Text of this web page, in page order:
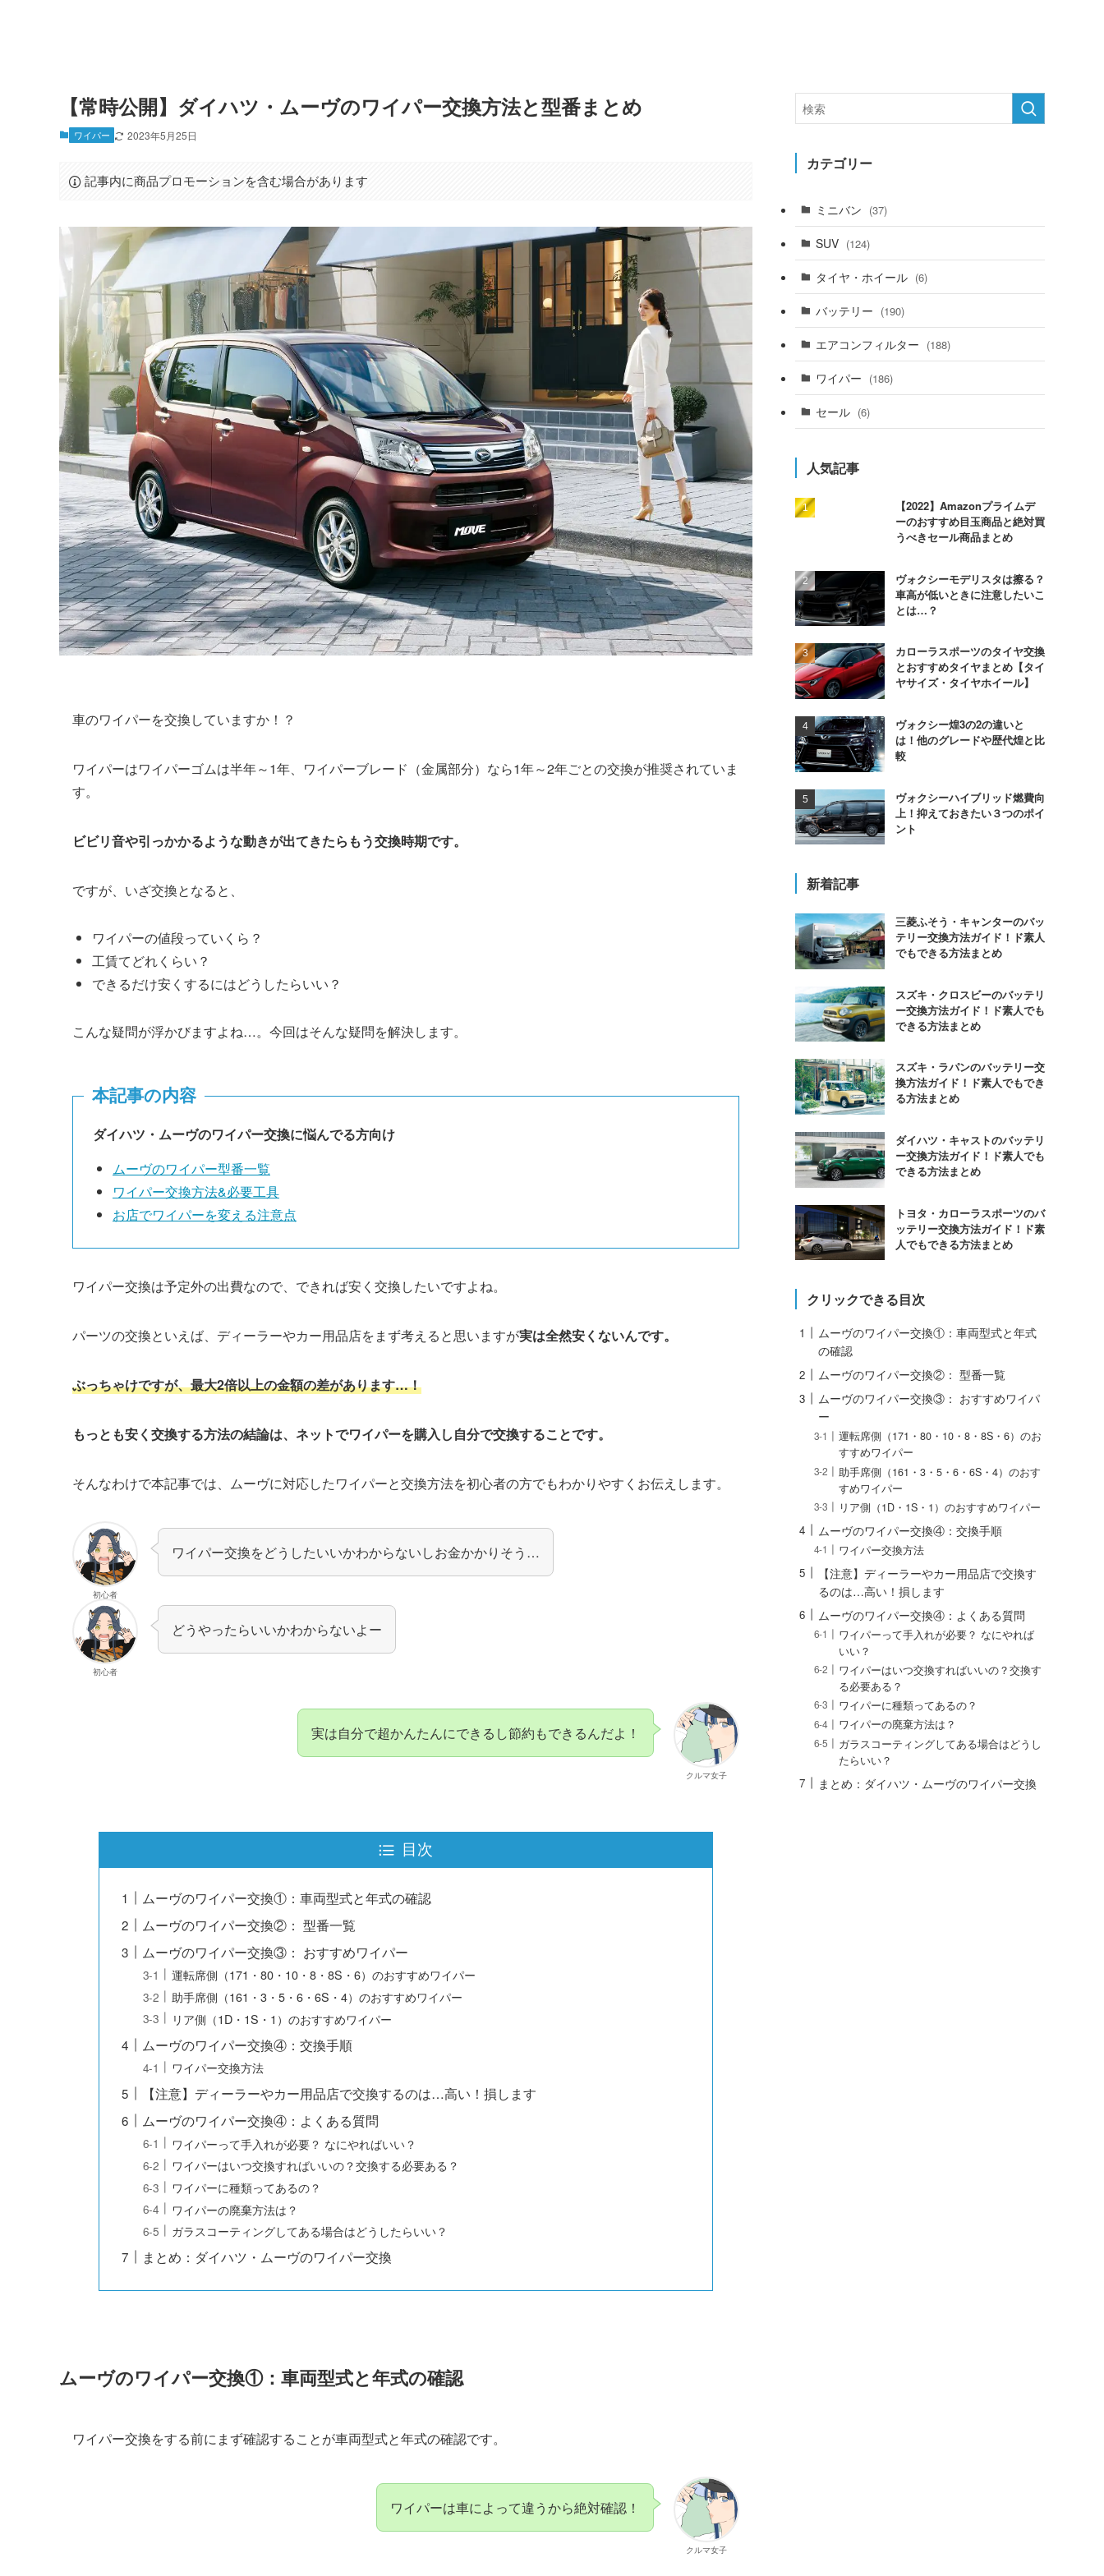
【常時公開】ダイハツ・ムーヴのワイパー交換方法と型番まとめ
ワイパー 2023年5月25日
記事内に商品プロモーションを含む場合があります
車のワイパーを交換していますか！？
ワイパーはワイパーゴムは半年～1年、ワイパーブレード（金属部分）なら1年～2年ごとの交換が推奨されていま
す。
ビビリ音や引っかかるような動きが出てきたらもう交換時期です。
ですが、いざ交換となると、
ワイパーの値段っていくら？
工賃てどれくらい？
できるだけ安くするにはどうしたらいい？
こんな疑問が浮かびますよね…。今回はそんな疑問を解決します。
本記事の内容
ダイハツ・ ムーヴのワイパー交換に悩んでる方向け
ムーヴのワイパー型番一覧
ワイパー交換方法&必要工具
お店でワイパーを変える注意点
ワイパー交換は予定外の出費なので、できれば安く交換したいですよね。
パーツの交換といえば、ディーラーやカー用品店をまず考えると思いますが実は全然安くないんです。
ぶっちゃけですが、最大2倍以上の金額の差があります…！
もっとも安く交換する方法の結論は、ネットでワイパーを購入し自分で交換することです。
そんなわけで本記事では、 ムーヴに対応したワイパーと交換方法を初心者の方でもわかりやすくお伝えします。
初心者
ワイパー交換をどうしたいいかわからないしお金かかりそう…
初心者
どうやったらいいかわからないよー
クルマ女子
実は自分で超かんたんにできるし節約もできるんだよ！
目次
ムーヴのワイパー交換①：車両型式と年式の確認
ムーヴのワイパー交換②： 型番一覧
ムーヴのワイパー交換③： おすすめワイパー
運転席側（171・80・10・8・8S・6）のおすすめワイパー
助手席側（161・3・5・6・6S・4）のおすすめワイパー
リア側（1D・1S・1）のおすすめワイパー
ムーヴのワイパー交換④：交換手順
ワイパー交換方法
【注意】ディーラーやカー用品店で交換するのは…高い！損します
ムーヴのワイパー交換④：よくある質問
ワイパーって手入れが必要？ なにやればいい？
ワイパーはいつ交換すればいいの？交換する必要ある？
ワイパーに種類ってあるの？
ワイパーの廃棄方法は？
ガラスコーティングしてある場合はどうしたらいい？
まとめ：ダイハツ・ムーヴのワイパー交換
ムーヴのワイパー交換①：車両型式と年式の確認
ワイパー交換をする前にまず確認することが車両型式と年式の確認です。
クルマ女子
ワイパーは車によって違うから絶対確認！
カテゴリー
ミニバン (37)
SUV (124)
タイヤ・ホイール (6)
バッテリー (190)
エアコンフィルター (188)
ワイパー (186)
セール (6)
人気記事
【2022】Amazonプライムデ
ーのおすすめ目玉商品と絶対買
うべきセール商品まとめ
ヴォクシーモデリスタは擦る？
車高が低いときに注意したいこ
とは…？
カローラスポーツのタイヤ交換
とおすすめタイヤまとめ【タイ
ヤサイズ・タイヤホイール】
ヴォクシー煌3の2の違いと
は！他のグレードや歴代煌と比
較
ヴォクシーハイブリッド燃費向
上！抑えておきたい３つのポイ
ント
新着記事
三菱ふそう・キャンターのバッ
テリー交換方法ガイド！ド素人
でもできる方法まとめ
スズキ・クロスビーのバッテリ
ー交換方法ガイド！ド素人でも
できる方法まとめ
スズキ・ラパンのバッテリー交
換方法ガイド！ド素人でもでき
る方法まとめ
ダイハツ・キャストのバッテリ
ー交換方法ガイド！ド素人でも
できる方法まとめ
トヨタ・カローラスポーツのバ
ッテリー交換方法ガイド！ド素
人でもできる方法まとめ
クリックできる目次
ムーヴのワイパー交換①：車両型式と年式
の確認
ムーヴのワイパー交換②： 型番一覧
ムーヴのワイパー交換③： おすすめワイパ
ー
運転席側（171・80・10・8・8S・6）のお
すすめワイパー
助手席側（161・3・5・6・6S・4）のおす
すめワイパー
リア側（1D・1S・1）のおすすめワイパー
ムーヴのワイパー交換④：交換手順
ワイパー交換方法
【注意】ディーラーやカー用品店で交換す
るのは…高い！損します
ムーヴのワイパー交換④：よくある質問
ワイパーって手入れが必要？ なにやれば
いい？
ワイパーはいつ交換すればいいの？交換す
る必要ある？
ワイパーに種類ってあるの？
ワイパーの廃棄方法は？
ガラスコーティングしてある場合はどうし
たらいい？
まとめ：ダイハツ・ムーヴのワイパー交換